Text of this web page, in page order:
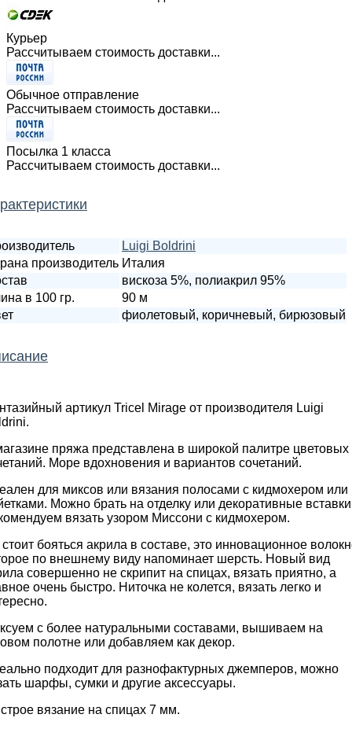
Курьер
Рассчитываем стоимость доставки...
Обычное отправление
Рассчитываем стоимость доставки...
Посылка 1 класса
Рассчитываем стоимость доставки...
Luigi Boldrini
производитель Италия
вискоза 5%, полиакрил 95%
в 100 гр.
90 м
фиолетовый, коричневый, бирюзовый
артикул Tricel Mirage от производителя Luigi
пряжа представлена в широкой палитре цветовых
Море вдохновения и вариантов сочетаний.
для миксов или вязания полосами с кидмохером или
Можно брать на отделку или декоративные
вязать узором Миссони с кидмохером.
бояться акрила в составе, это инновационное
по внешнему виду напоминает шерсть. Новый вид
совершенно не скрипит на спицах, вязать приятно, а
очень быстро. Ниточка не колется, вязать легко и
с более натуральными составами, вышиваем на
полотне или добавляем как декор.
подходит для разнофактурных джемперов, можно
шарфы, сумки и другие аксессуары.
вязание на спицах 7 мм.